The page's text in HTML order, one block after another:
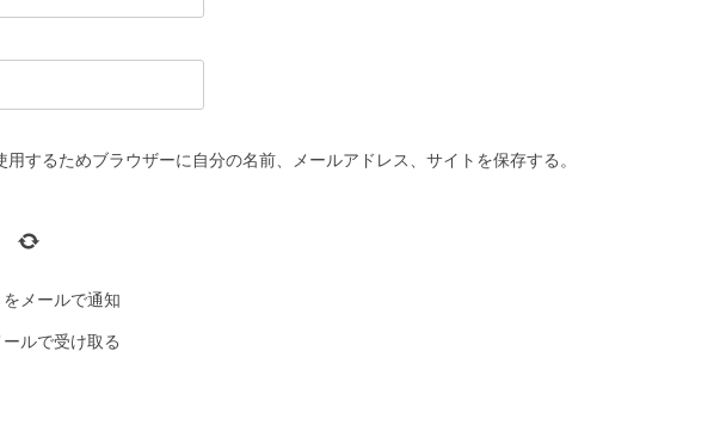
用するためブラウザーに自分の名前、メールアドレス、サイトを保存する。
メールで通知
ルで受け取る